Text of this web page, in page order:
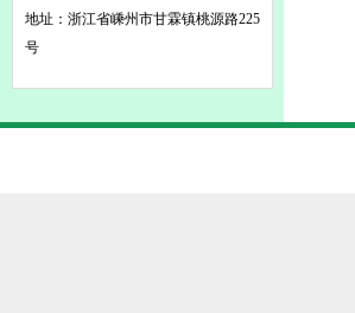
地址：浙江省嵊州市甘霖镇桃源路225
号